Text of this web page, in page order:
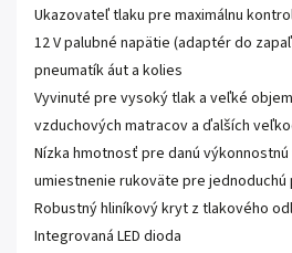
Ukazovateľ tlaku pre maximálnu
12 V palubné napätie (adaptér do
pneumatík áut a kolies
Vyvinuté pre vysoký tlak a veľké
vzduchových matracov a ďalších
Nízka hmotnosť pre danú
umiestnenie rukoväte pre jednoduchú
Robustný hliníkový kryt z tlakového
Integrovaná LED dioda